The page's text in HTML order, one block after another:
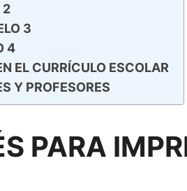
2
3
4
EL CURRÍCULO ESCOLAR
Y PROFESORES
PARA